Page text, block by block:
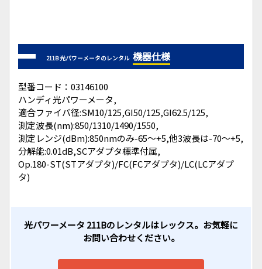
211B 光パワーメータのレンタル 機器仕様
型番コード：03146100
ハンディ光パワーメータ,
適合ファイバ径:SM10/125,GI50/125,GI62.5/125,
測定波長(nm):850/1310/1490/1550,
測定レンジ(dBm):850nmのみ-65～+5,他3波長は-70～+5,
分解能:0.01dB,SCアダプタ標準付属,
Op.180-ST(STアダプタ)/FC(FCアダプタ)/LC(LCアダプ
タ)
光パワーメータ 211Bのレンタルはレックス。お気軽に
お問い合わせください。